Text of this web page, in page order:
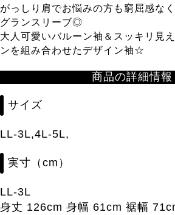
がっしり肩でお悩みの方も窮屈感な
グランスリーブ◎
大人可愛いバルーン袖＆スッキリ見
ンを組み合わせたデザイン袖☆
商品の詳細情報
サイズ
LL-3L,4L-5L,
実寸（cm）
LL-3L
身丈 126cm 身幅 61cm 裾幅